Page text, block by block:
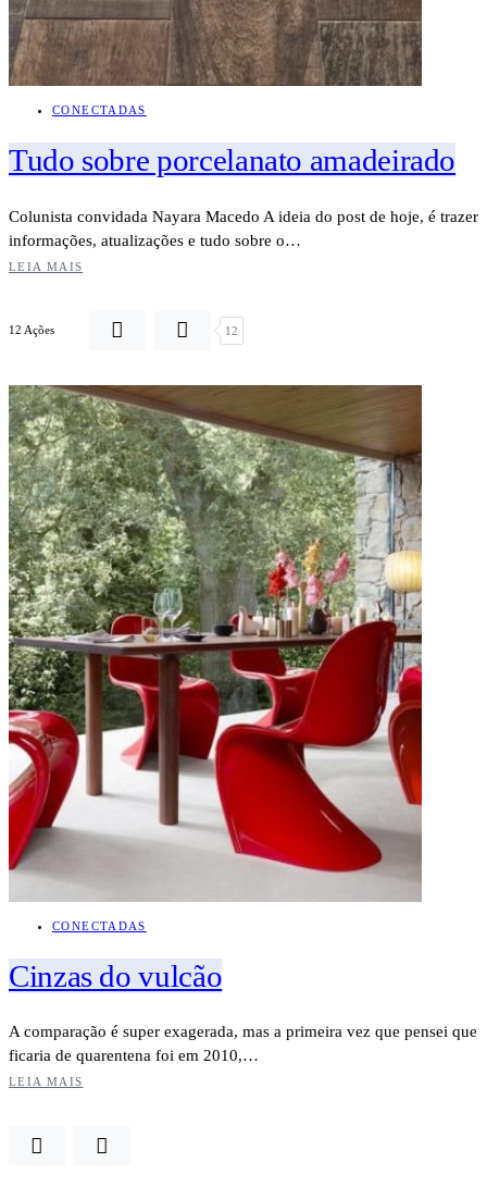
CONECTADAS
Tudo sobre porcelanato amadeirado
Colunista convidada Nayara Macedo A ideia do post de hoje, é trazer
informações, atualizações e tudo sobre o…
LEIA MAIS
12 Ações 12
CONECTADAS
Cinzas do vulcão
A comparação é super exagerada, mas a primeira vez que pensei que
ficaria de quarentena foi em 2010,…
LEIA MAIS